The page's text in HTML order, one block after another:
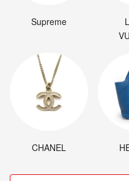
Supreme
CHANEL